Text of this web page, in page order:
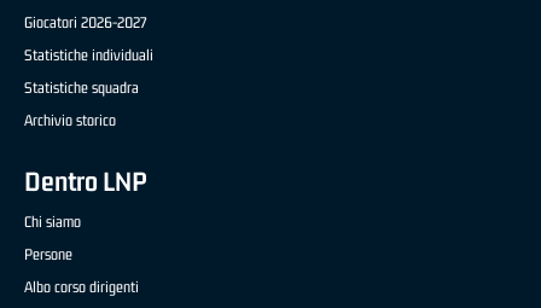
Giocatori 2026-2027
Statistiche individuali
Statistiche squadra
Archivio storico
Dentro LNP
Chi siamo
Persone
Albo corso dirigenti